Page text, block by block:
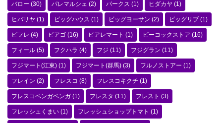
バロー (30) パレマルシェ (2) パークス (1) ヒダカヤ (1)
ヒバリヤ (1) ビッグハウス (1) ビッグヨーサン (2) ビッグリブ (1)
ビフレ (4) ピアゴ (16) ピアレマート (1) ピーコックストア (16)
フィール (5) フクハラ (4) フジ (11) フジグラン (11)
フジマート(江東) (1) フジマート(群馬) (3) フルノストアー (1)
フレイン (2) フレスコ (8) フレスコキクチ (1)
フレスコベンガベンガ (1) フレスタ (11) フレスト (3)
フレッシュくまい (1) フレッシュショップトマト (1)